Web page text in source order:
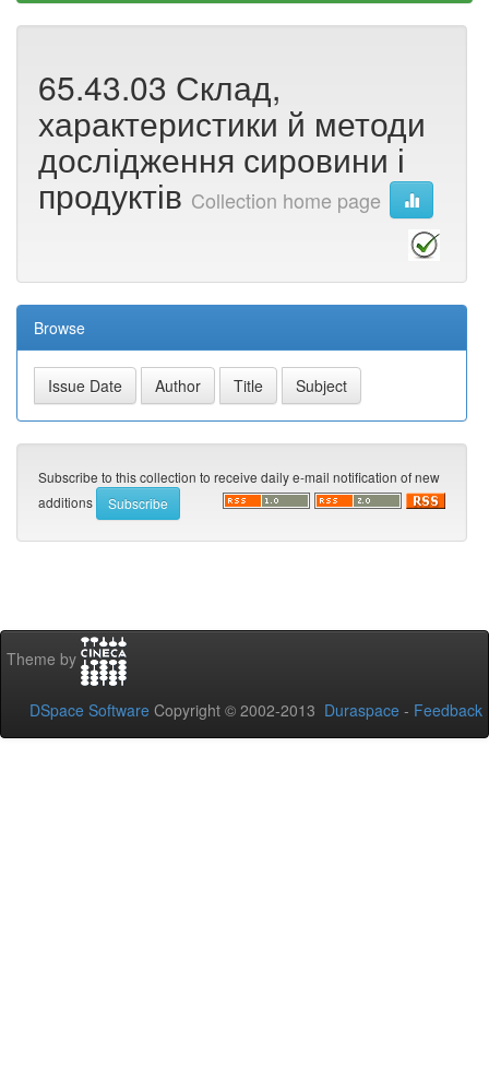
65.43.03 Склад,
характеристики й методи
дослідження сировини і
продуктів Collection home page
Browse
Subscribe to this collection to receive daily e-mail notification of new
additions
Theme by
DSpace Software Copyright © 2002-2013 Duraspace - Feedback